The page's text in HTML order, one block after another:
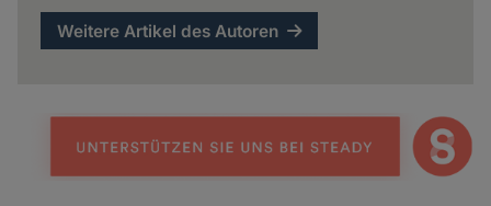
Weitere Artikel des Autoren